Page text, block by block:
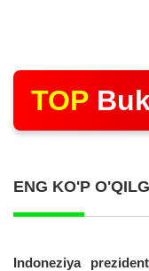
TOP
ENG KO'P
Indoneziya